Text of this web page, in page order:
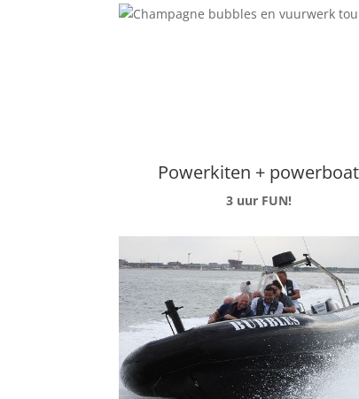
Powerkiten + powerboat
3 uur FUN!